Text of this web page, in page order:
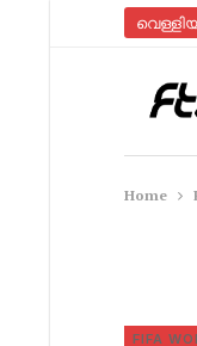
Home
FIFA